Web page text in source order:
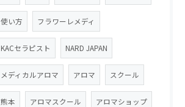
使い方 フラワーレメディ
KACセラピスト NARD JAPAN
メディカルアロマ アロマ スクール
熊本 アロマスクール アロマショップ